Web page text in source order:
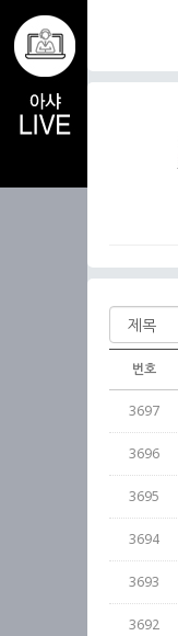
번호
3697
3696
3695
3694
3693
3692